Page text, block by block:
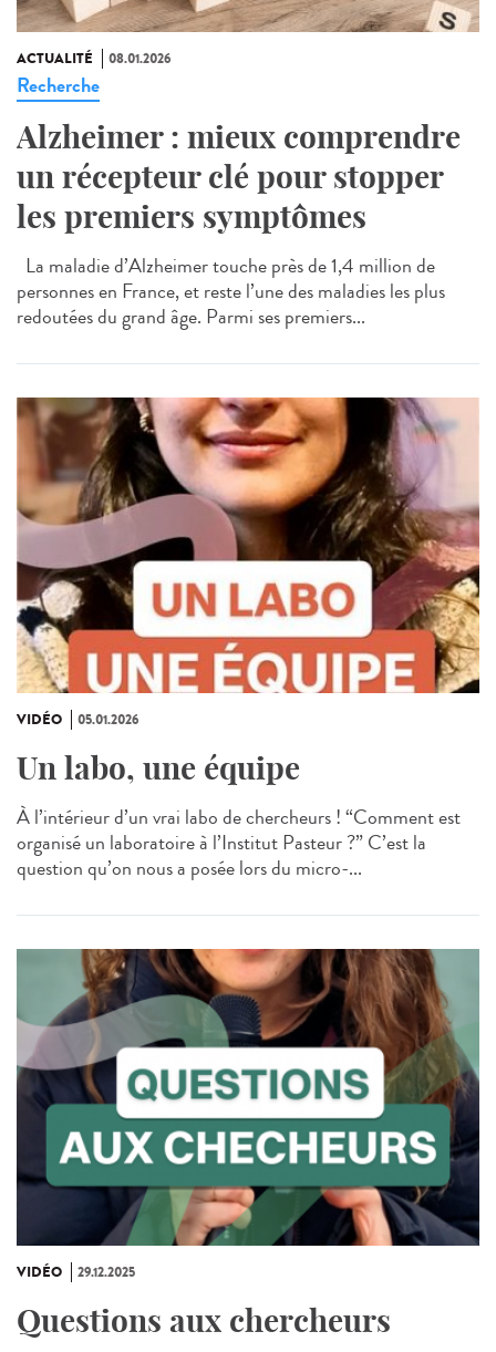
ACTUALITÉ 08.01.2026
Recherche
Alzheimer : mieux comprendre
un récepteur clé pour stopper
les premiers symptômes
La maladie d’Alzheimer touche près de 1,4 million de
personnes en France, et reste l’une des maladies les plus
redoutées du grand âge. Parmi ses premiers...
VIDÉO 05.01.2026
Un labo, une équipe
À l’intérieur d’un vrai labo de chercheurs ! “Comment est
organisé un laboratoire à l’Institut Pasteur ?” C’est la
question qu’on nous a posée lors du micro-...
VIDÉO 29.12.2025
Questions aux chercheurs